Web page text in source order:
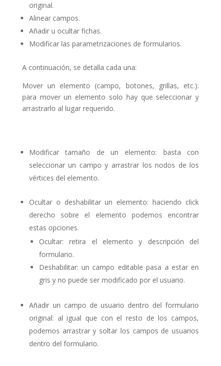
original.
Alinear campos.
Añadir u ocultar fichas.
Modificar las parametrizaciones de formularios.
A continuación, se detalla cada una:
Mover un elemento (campo, botones, grillas, etc.):
para mover un elemento solo hay que seleccionar y
arrastrarlo al lugar requerido.
Modificar tamaño de un elemento: basta con
seleccionar un campo y arrastrar los nodos de los
vértices del elemento.
Ocultar o deshabilitar un elemento: haciendo click
derecho sobre el elemento podemos encontrar
estas opciones.
Ocultar: retira el elemento y descripción del
formulario.
Deshabilitar: un campo editable pasa a estar en
gris y no puede ser modificado por el usuario.
Añadir un campo de usuario dentro del formulario
original: al igual que con el resto de los campos,
podemos arrastrar y soltar los campos de usuarios
dentro del formulario.